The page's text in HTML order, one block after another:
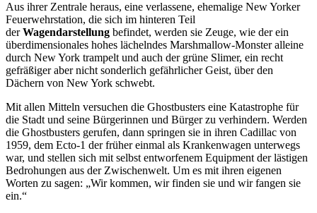
Aus ihrer Zentrale heraus, eine verlassene, ehemalige New Yorker
Feuerwehrstation, die sich im hinteren Teil
derWagendarstellung befindet, werden sie Zeuge, wie der ein
überdimensionales hohes lächelndes Marshmallow-Monster alleine
durch New York trampelt und auch der grüne Slimer, ein recht
gefräßiger aber nicht sonderlich gefährlicher Geist, über den
Dächern von New York schwebt.
Mit allen Mitteln versuchen die Ghostbusters eine Katastrophe für
die Stadt und seine Bürgerinnen und Bürger zu verhindern. Werden
die Ghostbusters gerufen, dann springen sie in ihren Cadillac von
1959, dem Ecto-1 der früher einmal als Krankenwagen unterwegs
war, und stellen sich mit selbst entworfenem Equipment der lästigen
Bedrohungen aus der Zwischenwelt. Um es mit ihren eigenen
Worten zu sagen: „Wir kommen, wir finden sie und wir fangen sie
ein.“